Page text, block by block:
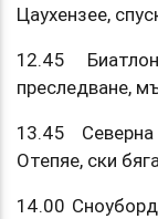
Цаухензее,
12.45
преследване,
13.45
Отепяе, ски
14.00